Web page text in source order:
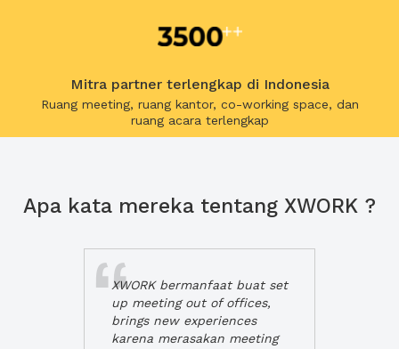
Mitra partner terlengkap di Indonesia
Ruang meeting, ruang kantor, co-working space, dan
ruang acara terlengkap
Apa kata mereka tentang XWORK ?
XWORK bermanfaat buat set
up meeting out of offices,
brings new experiences
karena merasakan meeting